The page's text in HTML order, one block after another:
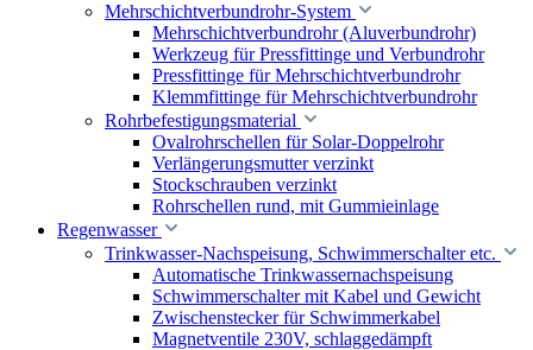
Mehrschichtverbundrohr-System
Mehrschichtverbundrohr (Aluverbundrohr)
Werkzeug für Pressfittinge und Verbundrohr
Pressfittinge für Mehrschichtverbundrohr
Klemmfittinge für Mehrschichtverbundrohr
Rohrbefestigungsmaterial
Ovalrohrschellen für Solar-Doppelrohr
Verlängerungsmutter verzinkt
Stockschrauben verzinkt
Rohrschellen rund, mit Gummieinlage
Regenwasser
Trinkwasser-Nachspeisung, Schwimmerschalter etc.
Automatische Trinkwassernachspeisung
Schwimmerschalter mit Kabel und Gewicht
Zwischenstecker für Schwimmerkabel
Magnetventile 230V, schlaggedämpft